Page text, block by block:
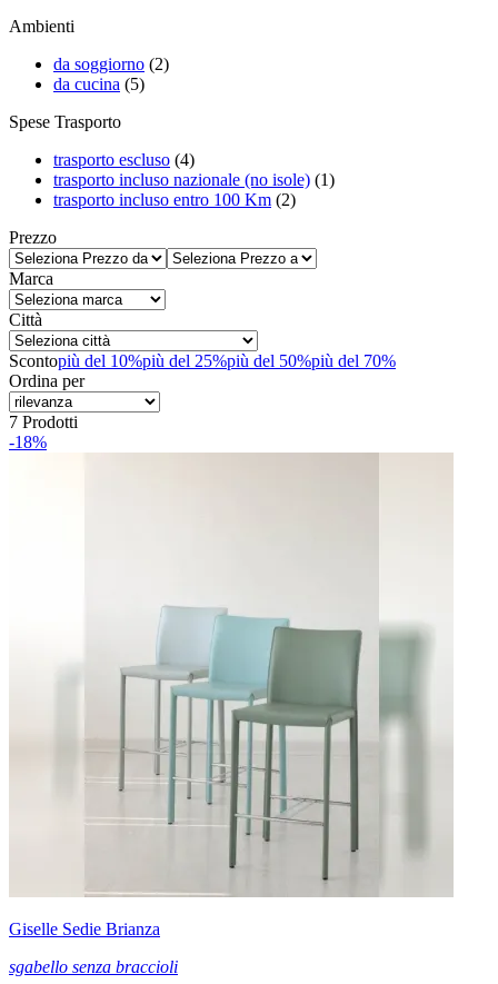
Ambienti
da soggiorno (2)
da cucina (5)
Spese Trasporto
trasporto escluso (4)
trasporto incluso nazionale (no isole) (1)
trasporto incluso entro 100 Km (2)
Prezzo
Marca
Città
Scontopiù del 10%più del 25%più del 50%più del 70%
Ordina per
7 Prodotti
-18%
Giselle Sedie Brianza
sgabello senza braccioli